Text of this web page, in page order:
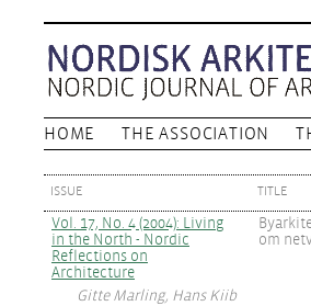
HOME THE ASSOCIATION
ISSUE TITLE
Vol. 17, No. 4 (2004): Living
in the North - Nordic
Reflections on
Architecture
om
Gitte Marling, Hans Kiib